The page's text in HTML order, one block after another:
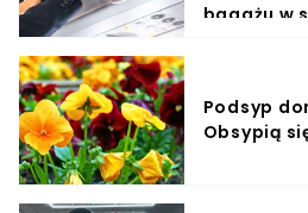
bagażu w
Podsyp
Obsypią